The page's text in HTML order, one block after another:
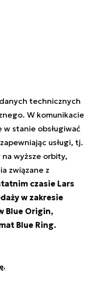
technicznych
W komunikacie
stanie obsługiwać
usługi, tj.
wyższe orbity,
związane z
czasie Lars
w zakresie
Blue Origin,
Blue Ring.